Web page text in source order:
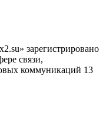
зарегистрировано
связи,
коммуникаций 13